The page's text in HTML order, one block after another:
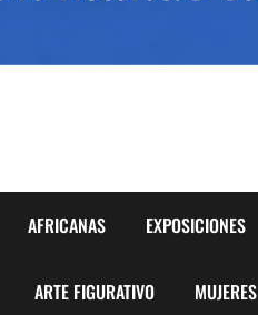
AFRICANAS EXPOSICIONES
ARTE FIGURATIVO MUJERES